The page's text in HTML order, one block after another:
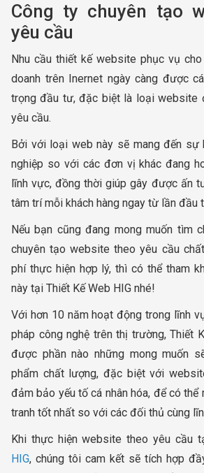
Công ty chuyên tạo
yêu cầu
Nhu cầu thiết kế website phục vụ
doanh trên Inernet ngày càng được
trọng đầu tư, đặc biệt là loại website
yêu cầu.
Bởi với loại web này sẽ mang đến sự
nghiệp so với các đơn vị khác đang
lĩnh vực, đồng thời giúp gây được ấn
tâm trí mỗi khách hàng ngay từ lần đầu
Nếu bạn cũng đang mong muốn tìm
chuyên tạo website theo yêu cầu
phí thực hiện hợp lý, thì có thể tham
này tại Thiết Kế Web HIG nhé!
Với hơn 10 năm hoạt động trong lĩnh
pháp công nghệ trên thị trường, Thiết
được phần nào những mong muốn
phẩm chất lượng, đặc biệt với
đảm bảo yếu tố cá nhân hóa, để có thể
tranh tốt nhất so với các đối thủ cùng
Khi thực hiện website theo yêu cầu
HIG, chúng tôi cam kết sẽ tích hợp